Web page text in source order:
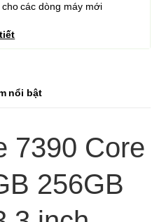
cho các dòng máy mới
nổi bật
7390 Core
256GB